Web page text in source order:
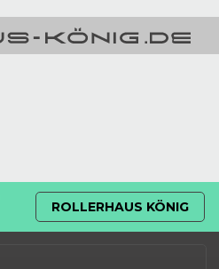
ROLLERHAUS KÖNIG